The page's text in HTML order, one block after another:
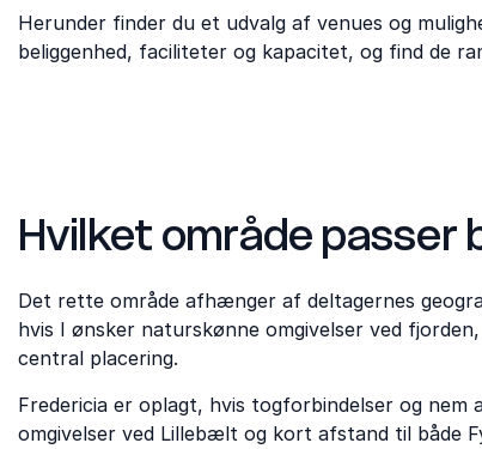
Herunder finder du et udvalg af venues og
beliggenhed, faciliteter og kapacitet, og find de
Hvilket område passer
Det rette område afhænger af deltagernes
hvis I ønsker naturskønne omgivelser ved
central placering.
Fredericia er oplagt, hvis togforbindelser og
omgivelser ved Lillebælt og kort afstand til både